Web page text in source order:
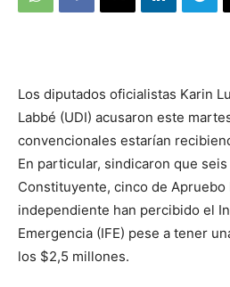
Los diputados oficialistas Karin
Labbé (UDI) acusaron este
convencionales estarían
En particular, sindicaron que
Constituyente, cinco de Apruebo
independiente han percibido el
Emergencia (IFE) pese a tener
los $2,5 millones.